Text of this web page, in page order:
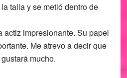
talla y se metió dentro de
actiz impresionante. Su papel
Me atrevo a decir que
mucho.